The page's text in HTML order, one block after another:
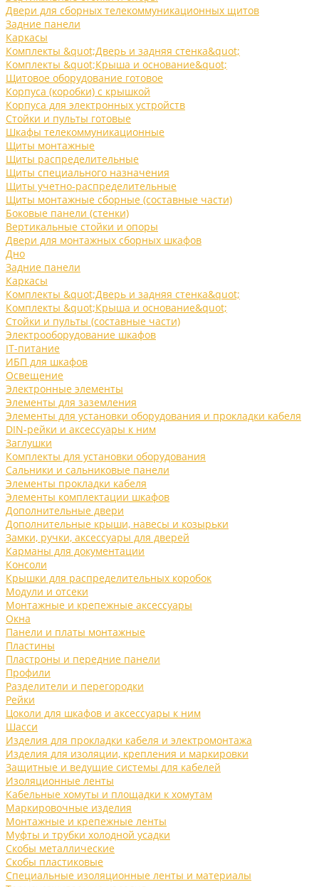
Двери для сборных телекоммуникационных щитов
Задние панели
Каркасы
Комплекты &quot;Дверь и задняя стенка&quot;
Комплекты &quot;Крыша и основание&quot;
Щитовое оборудование готовое
Корпуса (коробки) с крышкой
Корпуса для электронных устройств
Стойки и пульты готовые
Шкафы телекоммуникационные
Щиты монтажные
Щиты распределительные
Щиты специального назначения
Щиты учетно-распределительные
Щиты монтажные сборные (составные части)
Боковые панели (стенки)
Вертикальные стойки и опоры
Двери для монтажных сборных шкафов
Дно
Задние панели
Каркасы
Комплекты &quot;Дверь и задняя стенка&quot;
Комплекты &quot;Крыша и основание&quot;
Стойки и пульты (составные части)
Электрооборудование шкафов
IT-питание
ИБП для шкафов
Освещение
Электронные элементы
Элементы для заземления
Элементы для установки оборудования и прокладки кабеля
DIN-рейки и аксессуары к ним
Заглушки
Комплекты для установки оборудования
Сальники и сальниковые панели
Элементы прокладки кабеля
Элементы комплектации шкафов
Дополнительные двери
Дополнительные крыши, навесы и козырьки
Замки, ручки, аксессуары для дверей
Карманы для документации
Консоли
Крышки для распределительных коробок
Модули и отсеки
Монтажные и крепежные аксессуары
Окна
Панели и платы монтажные
Пластины
Пластроны и передние панели
Профили
Разделители и перегородки
Рейки
Цоколи для шкафов и аксессуары к ним
Шасси
Изделия для прокладки кабеля и электромонтажа
Изделия для изоляции, крепления и маркировки
Защитные и ведущие системы для кабелей
Изоляционные ленты
Кабельные хомуты и площадки к хомутам
Маркировочные изделия
Монтажные и крепежные ленты
Муфты и трубки холодной усадки
Скобы металлические
Скобы пластиковые
Специальные изоляционные ленты и материалы